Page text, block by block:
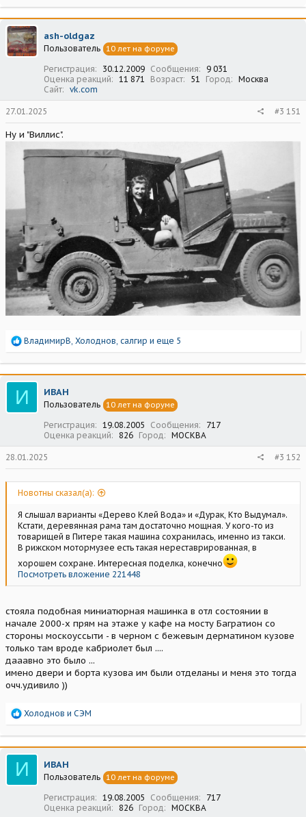
а
к
ц
и
и
ash-oldgaz
Пользователь 10 лет на форуме
Регистрация 30.12.2009 Сообщения
9 031
Оценка реакций
11 871 Возраст 51 Город
Москва
Сайт
vk.com
27.01.2025 #3 151
Ну и "Виллис".
Р
а
к
ц
и
и
ВладимирВ, Холоднов, салгир и еще 5
И ИВАН
Пользователь 10 лет на форуме
Регистрация 19.08.2005 Сообщения
717
Оценка реакций
826 Город МОСКВА
28.01.2025 #3 152
Новотны сказал(а):
Я слышал варианты «Дерево Клей Вода» и «Дурак, Кто Выдумал».
Кстати, деревянная рама там достаточно мощная. У кого-то из
товарищей в Питере такая машина сохранилась, именно из такси.
В рижском мотормузее есть такая нереставрированная, в
хорошем сохране. Интересная поделка, конечно
Посмотреть вложение 221448
стояла подобная миниатюрная машинка в отл состоянии в
начале 2000-х прям на этаже у кафе на мосту Багратион со
стороны москоуссыти - в черном с бежевым дерматином кузове
только там вроде кабриолет был ....
дааавно это было ...
имено двери и борта кузова им были отделаны и меня это тогда
очч.удивило ))
Р
а
к
ц
и
и
Холоднов и СЭМ
И ИВАН
Пользователь 10 лет на форуме
Регистрация 19.08.2005 Сообщения
717
Оценка реакций
826 Город МОСКВА